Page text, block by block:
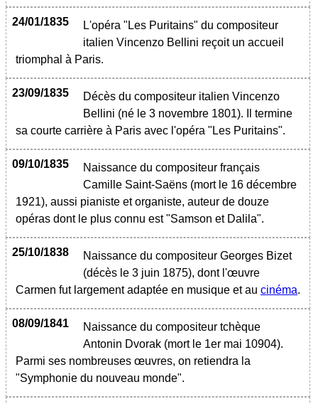
24/01/1835
L'opéra "Les Puritains" du compositeur
italien Vincenzo Bellini reçoit un accueil
triomphal à Paris.
23/09/1835
Décès du compositeur italien Vincenzo
Bellini (né le 3 novembre 1801). Il termine
sa courte carrière à Paris avec l'opéra "Les Puritains".
09/10/1835
Naissance du compositeur français
Camille Saint-Saëns (mort le 16 décembre
1921), aussi pianiste et organiste, auteur de douze
opéras dont le plus connu est "Samson et Dalila".
25/10/1838
Naissance du compositeur Georges Bizet
(décès le 3 juin 1875), dont l'œuvre
Carmen fut largement adaptée en musique et au cinéma.
08/09/1841
Naissance du compositeur tchèque
Antonin Dvorak (mort le 1er mai 10904).
Parmi ses nombreuses œuvres, on retiendra la
"Symphonie du nouveau monde".